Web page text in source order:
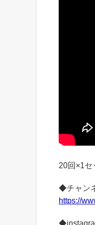
20回×1セ
◆チャン
https://